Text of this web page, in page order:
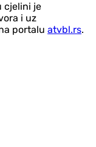
cjelini je
i uz
portalu atvbl.rs.